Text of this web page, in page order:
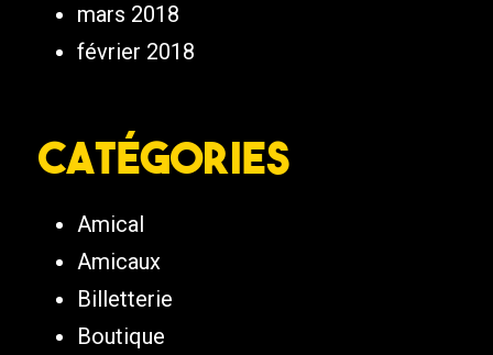
mars 2018
février 2018
Catégories
Amical
Amicaux
Billetterie
Boutique